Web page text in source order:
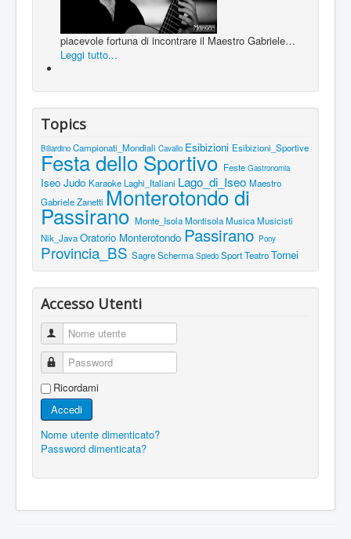
piacevole fortuna di incontrare il Maestro Gabriele…
Leggi tutto...
Topics
Biliardino Campionati_Mondiali Cavallo Esibizioni Esibizioni_Sportive
Festa dello Sportivo Feste Gastronomia
Iseo Judo Karaoke Laghi_Italiani Lago_di_Iseo Maestro
Gabriele Zanetti Monterotondo di
Passirano Monte_IsolaMontisolaMusicaMusicisti
Nik_JavaOratorio Monterotondo Passirano Pony
Provincia_BS SagreScherma Spiedo SportTeatroTornei
Accesso Utenti
Nome utente
Password
Ricordami
Accedi
Nome utente dimenticato?
Password dimenticata?